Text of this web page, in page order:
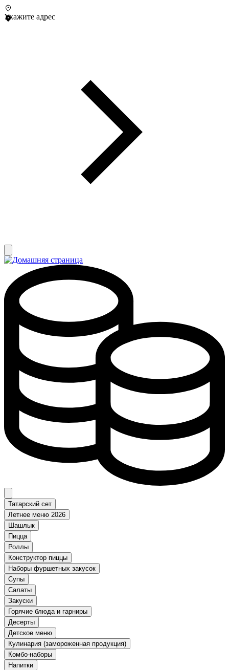
Укажите адрес
Татарский сет
Летнее меню 2026
Шашлык
Пицца
Роллы
Конструктор пиццы
Наборы фуршетных закусок
Супы
Салаты
Закуски
Горячие блюда и гарниры
Десерты
Детское меню
Кулинария (замороженная продукция)
Комбо-наборы
Напитки